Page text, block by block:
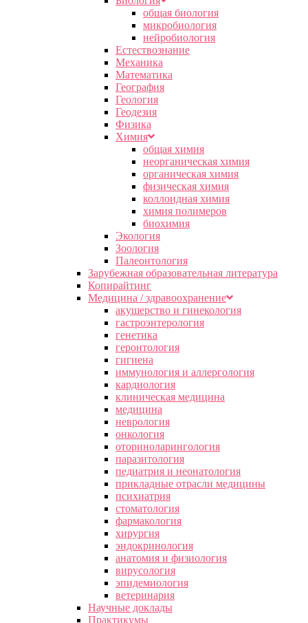
общая биология
микробиология
нейробиология
Естествознание
Механика
Математика
География
Геология
Геодезия
Физика
Химия
общая химия
неорганическая химия
органическая химия
физическая химия
коллоидная химия
химия полимеров
биохимия
Экология
Зоология
Палеонтология
Зарубежная образовательная литература
Копирайтинг
Медицина / здравоохранение
акушерство и гинекология
гастроэнтерология
генетика
геронтология
гигиена
иммунология и аллергология
кардиология
клиническая медицина
медицина
неврология
онкология
оториноларингология
паразитология
педиатрия и неонатология
прикладные отрасли медицины
психиатрия
стоматология
фармакология
хирургия
эндокринология
анатомия и физиология
вирусология
эпидемиология
ветеринария
Научные доклады
Практикумы